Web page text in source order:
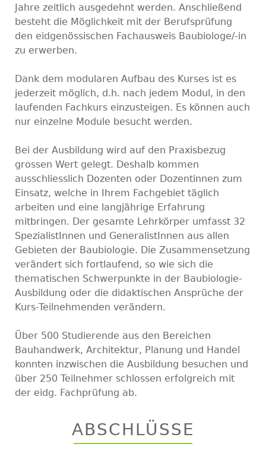
Jahre zeitlich ausgedehnt werden. Anschließend
besteht die Möglichkeit mit der Berufsprüfung
den eidgenössischen Fachausweis Baubiologe/-in
zu erwerben.
Dank dem modularen Aufbau des Kurses ist es
jederzeit möglich, d.h. nach jedem Modul, in den
laufenden Fachkurs einzusteigen. Es können auch
nur einzelne Module besucht werden.
Bei der Ausbildung wird auf den Praxisbezug
grossen Wert gelegt. Deshalb kommen
ausschliesslich Dozenten oder Dozentinnen zum
Einsatz, welche in Ihrem Fachgebiet täglich
arbeiten und eine langjährige Erfahrung
mitbringen. Der gesamte Lehrkörper umfasst 32
SpezialistInnen und GeneralistInnen aus allen
Gebieten der Baubiologie. Die Zusammensetzung
verändert sich fortlaufend, so wie sich die
thematischen Schwerpunkte in der Baubiologie-
Ausbildung oder die didaktischen Ansprüche der
Kurs-Teilnehmenden verändern.
Über 500 Studierende aus den Bereichen
Bauhandwerk, Architektur, Planung und Handel
konnten inzwischen die Ausbildung besuchen und
über 250 Teilnehmer schlossen erfolgreich mit
der eidg. Fachprüfung ab.
ABSCHLÜSSE